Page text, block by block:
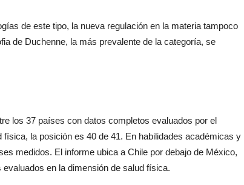
de este tipo, la nueva regulación en la materia tampoco
de Duchenne, la más prevalente de la categoría, se
los 37 países con datos completos evaluados por el
la posición es 40 de 41. En habilidades académicas y
medidos. El informe ubica a Chile por debajo de México,
en la dimensión de salud física.